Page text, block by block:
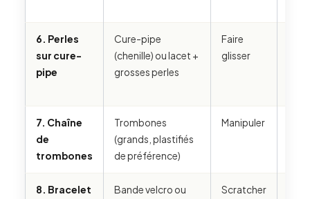
6. Perles
sur cure-
pipe
Cure-pipe
(chenille) ou lacet +
grosses perles
Faire
glisser
7. Chaîne
de
trombones
Trombones
(grands, plastifiés
de préférence)
Manipuler
8. Bracelet
Bande velcro ou
Scratcher